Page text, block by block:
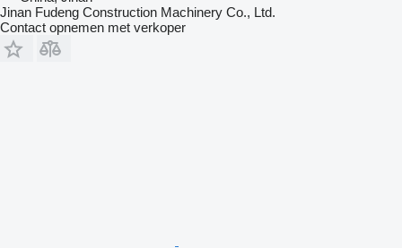
Jinan Fudeng Construction Machinery Co., Ltd.
Contact opnemen met verkoper